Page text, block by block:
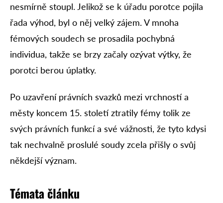
nesmírně stoupl. Jelikož se k úřadu porotce pojila
řada výhod, byl o něj velký zájem. V mnoha
fémových soudech se prosadila pochybná
individua, takže se brzy začaly ozývat výtky, že
porotci berou úplatky.
Po uzavření právních svazků mezi vrchností a
městy koncem 15. století ztratily fémy tolik ze
svých právních funkcí a své vážnosti, že tyto kdysi
tak nechvalně proslulé soudy zcela přišly o svůj
někdejší význam.
Témata článku